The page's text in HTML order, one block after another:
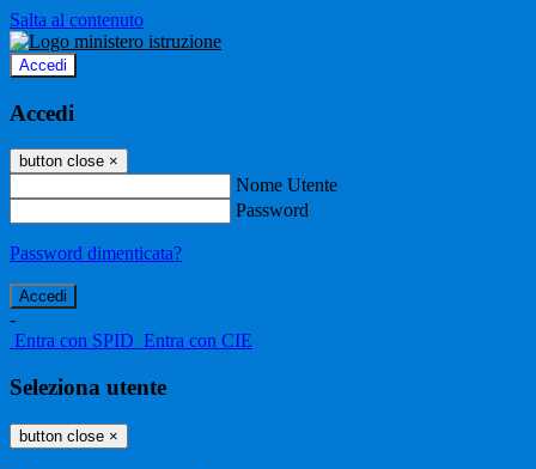
Salta al contenuto
Accedi
Accedi
button close ×
Nome Utente
Password
Password dimenticata?
-
Entra con SPID Entra con CIE
Seleziona utente
button close ×